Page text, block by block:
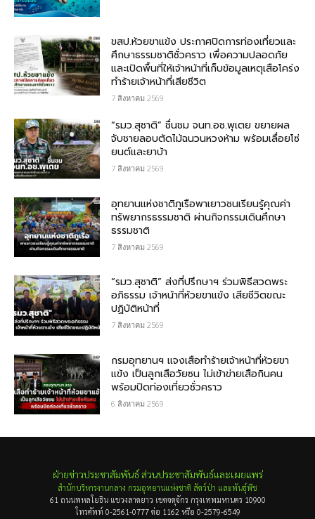
ขสป.ห้วยขาแข้ง ประกาศปิดการท่องเที่ยวและ
ศึกษาธรรมชาติชั่วคราว เพื่อความปลอดภัย
และเปิดพื้นที่ให้เจ้าหน้าที่เก็บข้อมูลเหตุเสือโคร่ง
ทำร้ายเจ้าหน้าที่เสียชีวิต
7 สิงหาคม 2569
“รมว.สุชาติ” ชื่นชม​ จนท.อช.พุเตย​ ขยายผล
จับชายลอบตัดไม้ฉนวนหวงห้าม พร้อมเลื่อยโซ่
ยนต์และยาบ้า
7 สิงหาคม 2569
อุทยานแห่งชาติภูเรือพาเยาวชนเรียนรู้คุณค่า
ทรัพยากรธรรมชาติ ผ่านกิจกรรมเดินศึกษา
ธรรมชาติ
7 สิงหาคม 2569
“รมว.สุชาติ” ส่งที่ปรึกษาฯ ร่วมพิธีสวดพระ
อภิธรรม เจ้าหน้าที่ห้วยขาแข้ง เสียชีวิตขณะ
ปฏิบัติหน้าที่
7 สิงหาคม 2569
กรม​อุทยานฯ แจงเสือทำร้ายเจ้าหน้าที่ห้วยขา
แข้ง เป็นลูกเสือวัยซน ไม่เข้าข่ายเสือกินคน
พร้อมปิดท่องเที่ยวชั่วคราว
6 สิงหาคม 2569
ฝ่ายข่าวประชาสัมพันธ์ ส่วนประชาสัมพันธ์และเผยแพร่
สำนักบริหารงานกลาง กรมอุทยานแห่งชาติ สัตว์ป่า และพันธุ์พืช
61 ถนนพหลโยธิน แขวงลาดยาว เขตจตุจักร กรุงเทพมหานคร 10900
โทรศัพท์ 0-2561-0777 ต่อ 1162 หรือ 0-2579-6549